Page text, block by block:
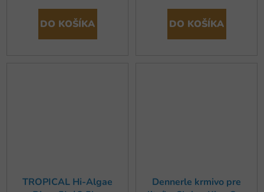
DO KOŠÍKA DO KOŠÍKA
TROPICAL Hi-Algae
Dennerle krmivo pre